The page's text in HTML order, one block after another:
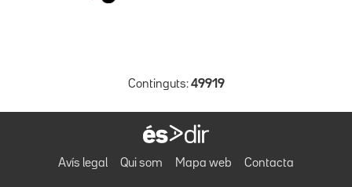
Continguts: 49919
Avís legal Qui som Mapa web Contacta